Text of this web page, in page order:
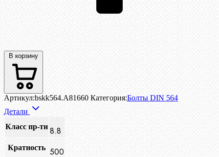
В корзину
Артикул:bskk564.A81660 Категория:Болты DIN 564
Детали
Класс пр-ти 8.8
Кратность 500